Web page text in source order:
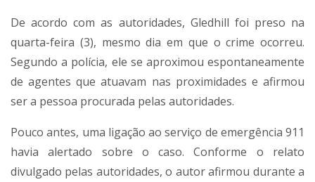
De acordo com as autoridades, Gledhill foi preso na
quarta-feira (3), mesmo dia em que o crime ocorreu.
Segundo a polícia, ele se aproximou espontaneamente
de agentes que atuavam nas proximidades e afirmou
ser a pessoa procurada pelas autoridades.
Pouco antes, uma ligação ao serviço de emergência 911
havia alertado sobre o caso. Conforme o relato
divulgado pelas autoridades, o autor afirmou durante a